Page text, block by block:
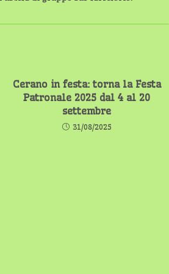
Cerano in festa: torna la Festa
Patronale 2025 dal 4 al 20
settembre
31/08/2025